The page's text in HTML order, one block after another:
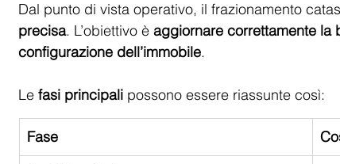
Dal punto di vista operativo, il frazionamento
precisa. L’obiettivo è aggiornare correttamente la
configurazione dell’immobile.
Le fasi principali possono essere riassunte così:
Fase